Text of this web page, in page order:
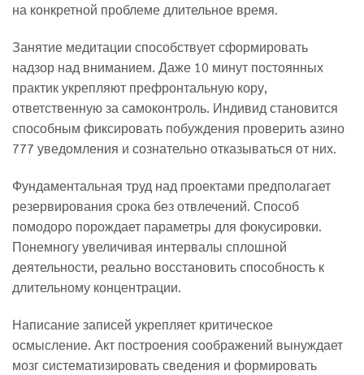
на конкретной проблеме длительное время.
Занятие медитации способствует сформировать
надзор над вниманием. Даже 10 минут постоянных
практик укрепляют префронтальную кору,
ответственную за самоконтроль. Индивид становится
способным фиксировать побуждения проверить азино
777 уведомления и сознательно отказываться от них.
Фундаментальная труд над проектами предполагает
резервирования срока без отвлечений. Способ
помодоро порождает параметры для фокусировки.
Понемногу увеличивая интервалы сплошной
деятельности, реально восстановить способность к
длительному концентрации.
Написание записей укрепляет критическое
осмысление. Акт построения соображений вынуждает
мозг систематизировать сведения и формировать